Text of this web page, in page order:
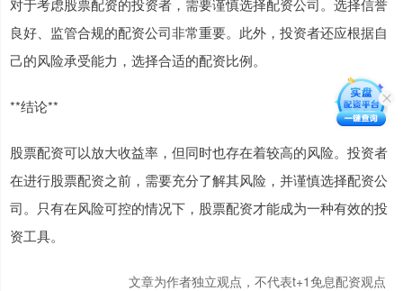
对于考虑股票配资的投资者，需要谨慎选择配资公司。选择信誉
良好、监管合规的配资公司非常重要。此外，投资者还应根据自
己的风险承受能力，选择合适的配资比例。
**结论**
股票配资可以放大收益率，但同时也存在着较高的风险。投资者
在进行股票配资之前，需要充分了解其风险，并谨慎选择配资公
司。只有在风险可控的情况下，股票配资才能成为一种有效的投
资工具。
文章为作者独立观点，不代表t+1免息配资观点